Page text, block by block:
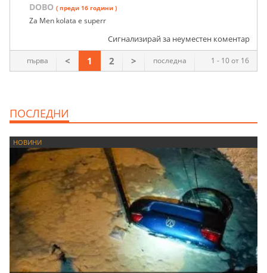
DOBO ( преди 16 години )
Za Men kolata e superr
Сигнализирай за неуместен коментар
1 - 10 от 16
първа < 1 2 > последна
ПОСЛЕДНИ
НОВИНИ